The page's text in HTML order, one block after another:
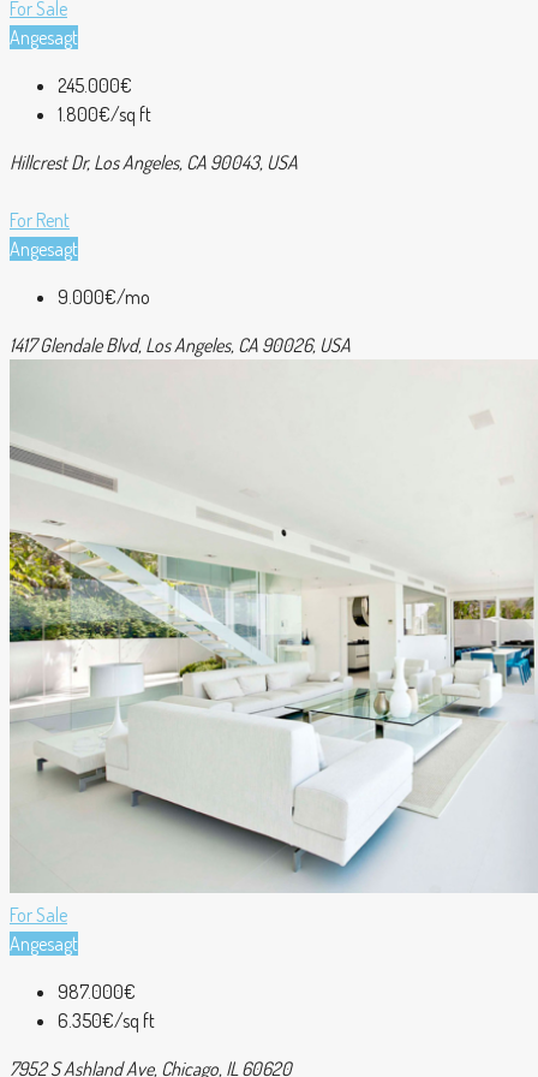
For Sale
Angesagt
245.000€
1.800€/sq ft
Hillcrest Dr, Los Angeles, CA 90043, USA
For Rent
Angesagt
9.000€/mo
1417 Glendale Blvd, Los Angeles, CA 90026, USA
For Sale
Angesagt
987.000€
6.350€/sq ft
7952 S Ashland Ave, Chicago, IL 60620